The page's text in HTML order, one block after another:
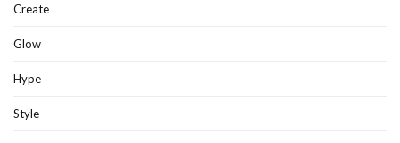
Create
Glow
Hype
Style